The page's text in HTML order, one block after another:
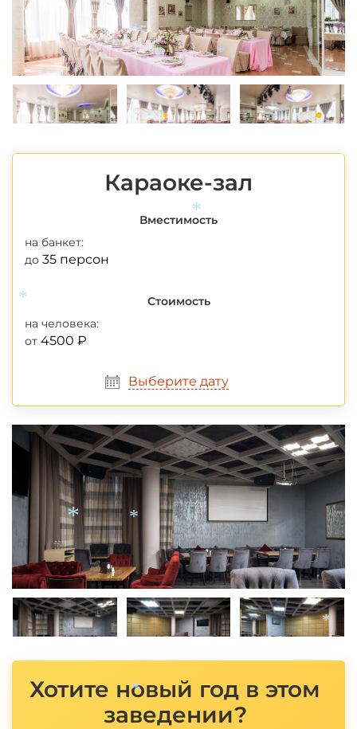
Караоке-зал
Вместимость
на банкет:
до 35 персон
Стоимость
на человека:
от 4500 ₽
Выберите дату
Хотите новый год в этом
заведении?
*
*
*
*
*
*
*
*